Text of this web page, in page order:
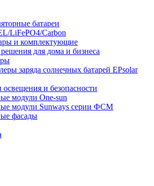
батареи
LiFePO4/Carbon
и комплектующие
для дома и бизнеса
заряда солнечных батарей EPsolar
и безопасности
модули One-sun
модули Sunways серии ФСМ
фасады